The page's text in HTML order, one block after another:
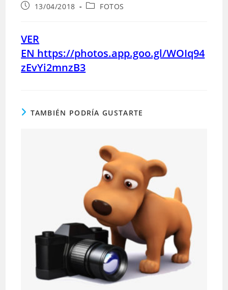
Publicación
entrada:
13/04/2018
Categoría
FOTOS
VER
EN https://photos.app.goo.gl/WOIq94
zEvYi2mnzB3
TAMBIÉN PODRÍA GUSTARTE